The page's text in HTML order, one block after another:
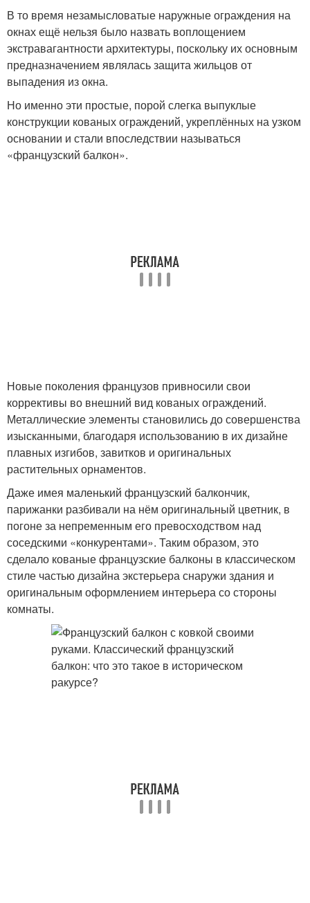
В то время незамысловатые наружные ограждения на
окнах ещё нельзя было назвать воплощением
экстравагантности архитектуры, поскольку их основным
предназначением являлась защита жильцов от
выпадения из окна.
Но именно эти простые, порой слегка выпуклые
конструкции кованых ограждений, укреплённых на узком
основании и стали впоследствии называться
«французский балкон».
Новые поколения французов привносили свои
коррективы во внешний вид кованых ограждений.
Металлические элементы становились до совершенства
изысканными, благодаря использованию в их дизайне
плавных изгибов, завитков и оригинальных
растительных орнаментов.
Даже имея маленький французский балкончик,
парижанки разбивали на нём оригинальный цветник, в
погоне за непременным его превосходством над
соседскими «конкурентами». Таким образом, это
сделало кованые французские балконы в классическом
стиле частью дизайна экстерьера снаружи здания и
оригинальным оформлением интерьера со стороны
комнаты.